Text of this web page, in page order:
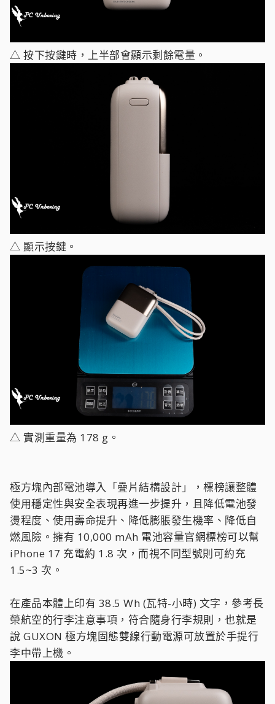
△ 按下按鍵時，上半部會顯示剩餘電量。
△ 顯示按鍵。
△ 實測重量為 178 g。
極方塊內部電池導入「疊片結構設計」，標榜讓整體
使用穩定性與安全表現再進一步提升，且降低電池發
燙程度、使用壽命提升、降低膨脹發生機率、降低自
燃風險。擁有 10,000 mAh 電池容量官網標榜可以幫
iPhone 17 充電約 1.8 次，而視不同型號則可約充
1.5~3 次。
在產品本體上印有 38.5 Wh (瓦特-小時) 文字，參考長
榮航空的行李注意事項，符合隨身行李規則，也就是
說 GUXON 極方塊固態雙線行動電源可放置於手提行
李中帶上機。